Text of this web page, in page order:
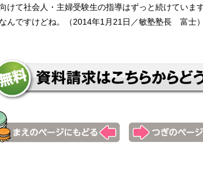
専門学校 神戸大学発達科学部人間形成学科子
塚看護専門学校 呉市医師会看護専門学校 広
けて社会人・主婦受験生の指導はずっと続けていま
んですけどね。（2014年1月21日／敏塾塾長 富士）